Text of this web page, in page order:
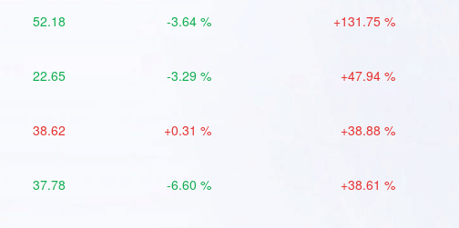
52.18 -3.64 % +131.75 %
22.65 -3.29 % +47.94 %
38.62 +0.31 % +38.88 %
37.78 -6.60 % +38.61 %